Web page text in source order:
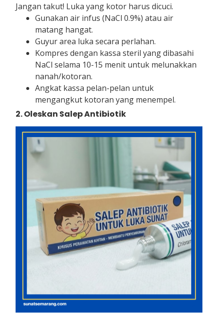
Jangan takut! Luka yang kotor harus dicuci.
Gunakan air infus (NaCl 0.9%) atau air
matang hangat.
Guyur area luka secara perlahan.
Kompres dengan kassa steril yang dibasahi
NaCl selama 10-15 menit untuk melunakkan
nanah/kotoran.
Angkat kassa pelan-pelan untuk
mengangkut kotoran yang menempel.
2. Oleskan Salep Antibiotik